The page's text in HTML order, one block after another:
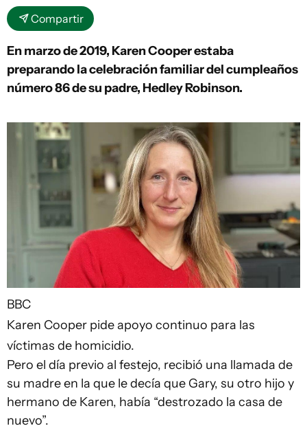
Compartir
En marzo de 2019, Karen Cooper estaba
preparando la celebración familiar del cumpleaños
número 86 de su padre, Hedley Robinson.
BBC
Karen Cooper pide apoyo continuo para las
víctimas de homicidio.
Pero el día previo al festejo, recibió una llamada de
su madre en la que le decía que Gary, su otro hijo y
hermano de Karen, había “destrozado la casa de
nuevo”.